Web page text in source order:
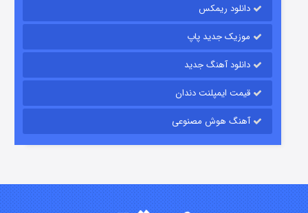
شوگر فصل ۲
دانلود ریمکس
موزیک جدید پاپ
دانلود آهنگ جدید
قیمت ایمپلنت دندان
آهنگ هوش مصنوعی